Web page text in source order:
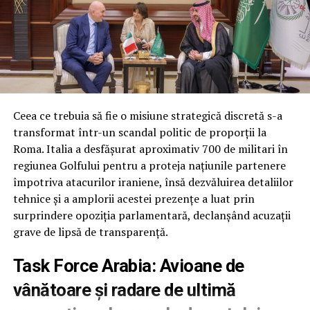
pentru cinci programe majore de muniții:
interceptoarele PAC-3 pentru sistemul Patriot,
rachetele de croazieră Tomahawk, rachetele aer-aer
AMRAAM și două variante ale rachetelor Standard
Missile-3. Fără această derogare, guvernul riscă
penalități de anulare a contractelor multianuale din
cauza cantităților negociate anterior.
În locul acestor flexibilități, Senatul a inclus doar
prevederile standard care interzic Pentagonului să
inițieze programe noi sau contracte multianuale
folosind fondurile din rezoluția de continuare.
Fără scutire de la reducerile automate de cheltuieli
reconciliere aprobate anul trecut de la mecanismul de
sechestrare (reduceri automate). Fără această excepție,
aproximativ 8% din fondurile neangajate ar deveni
Ceea ce trebuia să fie o misiune strategică discretă s-a
transformat într-un scandal politic de proporții la
Roma. Italia a desfășurat aproximativ 700 de militari în
regiunea Golfului pentru a proteja națiunile partenere
împotriva atacurilor iraniene, însă dezvăluirea detaliilor
tehnice și a amplorii acestei prezențe a luat prin
surprindere opoziția parlamentară, declanșând acuzații
grave de lipsă de transparență.
Task Force Arabia: Avioane de
vânătoare și radare de ultimă